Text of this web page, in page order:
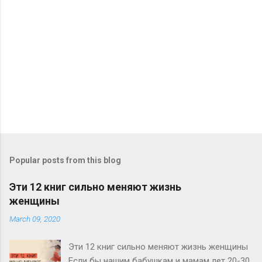
Popular posts from this blog
Эти 12 книг сильно меняют жизнь
женщины
March 09, 2020
Эти 12 книг сильно меняют жизнь женщины